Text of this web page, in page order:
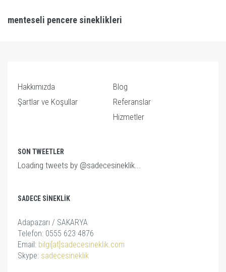
menteseli pencere sineklikleri
Hakkımızda
Şartlar ve Koşullar
Blog
Referanslar
Hizmetler
SON TWEETLER
Loading tweets by @sadecesineklik...
SADECE SINEKLIK
Adapazarı / SAKARYA
Telefon: 0555 623 4876
Email: bilgi[at]sadecesineklik.com
Skype: sadecesineklik